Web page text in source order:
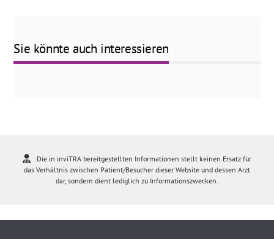
Sie könnte auch interessieren
Die in inviTRA bereitgestellten Informationen stellt keinen Ersatz für
das Verhältnis zwischen Patient/Besucher dieser Website und dessen Arzt
dar, sondern dient lediglich zu Informationszwecken.